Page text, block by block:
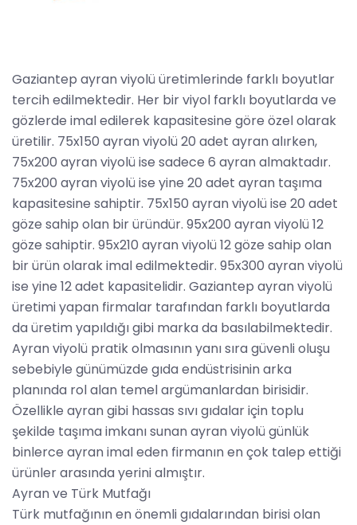
Gaziantep ayran viyolü üretimlerinde farklı boyutlar
tercih edilmektedir. Her bir viyol farklı boyutlarda ve
gözlerde imal edilerek kapasitesine göre özel olarak
üretilir. 75x150 ayran viyolü 20 adet ayran alırken,
75x200 ayran viyolü ise sadece 6 ayran almaktadır.
75x200 ayran viyolü ise yine 20 adet ayran taşıma
kapasitesine sahiptir. 75x150 ayran viyolü ise 20 adet
göze sahip olan bir üründür. 95x200 ayran viyolü 12
göze sahiptir. 95x210 ayran viyolü 12 göze sahip olan
bir ürün olarak imal edilmektedir. 95x300 ayran viyolü
ise yine 12 adet kapasitelidir. Gaziantep ayran viyolü
üretimi yapan firmalar tarafından farklı boyutlarda
da üretim yapıldığı gibi marka da basılabilmektedir.
Ayran viyolü pratik olmasının yanı sıra güvenli oluşu
sebebiyle günümüzde gıda endüstrisinin arka
planında rol alan temel argümanlardan birisidir.
Özellikle ayran gibi hassas sıvı gıdalar için toplu
şekilde taşıma imkanı sunan ayran viyolü günlük
binlerce ayran imal eden firmanın en çok talep ettiği
ürünler arasında yerini almıştır.
Ayran ve Türk Mutfağı
Türk mutfağının en önemli gıdalarından birisi olan